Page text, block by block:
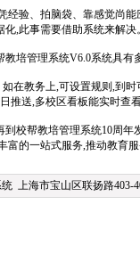
经验、拍脑袋、靠感觉尚
,此事需要借助系统来解决
培管理系统V6.0系统具
在教务上,可设置规则,到
推送,多校区看板能实时查
校帮教培管理系统10周
富的一站式服务,推动教育
上海市宝山区联扬路